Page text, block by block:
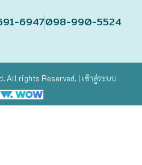
6947098-990-5524
All rights Reserved. | เข้าสู่ระบบ